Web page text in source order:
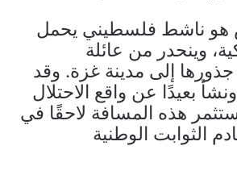
هو ناشط فلسطيني يحمل
وينحدر من عائلة
إلى مدينة غزة. وقد
بعيدًا عن واقع الاحتلال
هذه المسافة لاحقًا في
الثوابت الوطنية